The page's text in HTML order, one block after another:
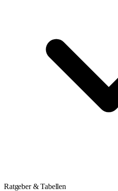
Ratgeber & Tabellen